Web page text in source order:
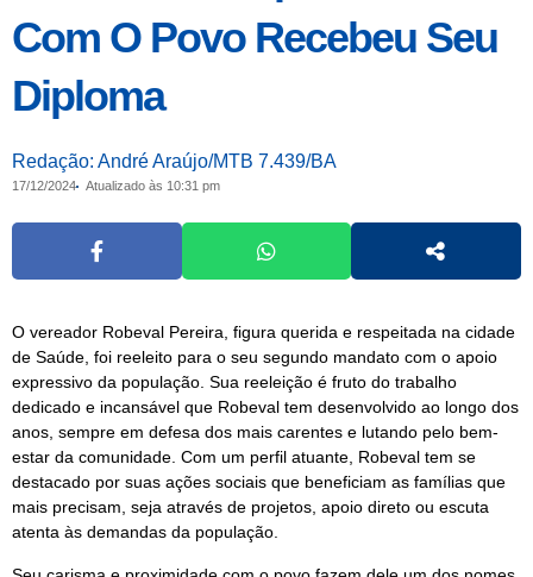
Com O Povo Recebeu Seu
Diploma
Redação: André Araújo/MTB 7.439/BA
17/12/2024 Atualizado às 10:31 pm
O vereador Robeval Pereira, figura querida e respeitada na cidade
de Saúde, foi reeleito para o seu segundo mandato com o apoio
expressivo da população. Sua reeleição é fruto do trabalho
dedicado e incansável que Robeval tem desenvolvido ao longo dos
anos, sempre em defesa dos mais carentes e lutando pelo bem-
estar da comunidade. Com um perfil atuante, Robeval tem se
destacado por suas ações sociais que beneficiam as famílias que
mais precisam, seja através de projetos, apoio direto ou escuta
atenta às demandas da população.